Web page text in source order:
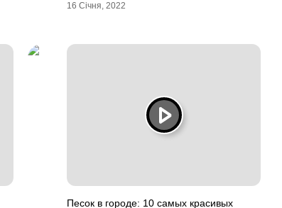
16 Січня, 2022
Песок в городе: 10 самых красивых